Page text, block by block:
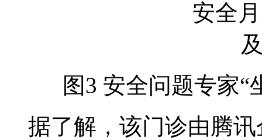
图3 安全问题专家“
据了解，该门诊由腾讯